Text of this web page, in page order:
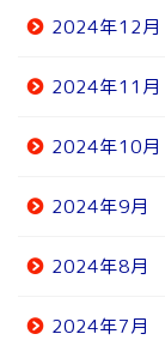
2024年12月
2024年11月
2024年10月
2024年9月
2024年8月
2024年7月